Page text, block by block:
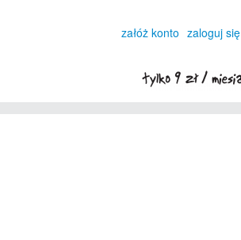
załóż konto zaloguj się